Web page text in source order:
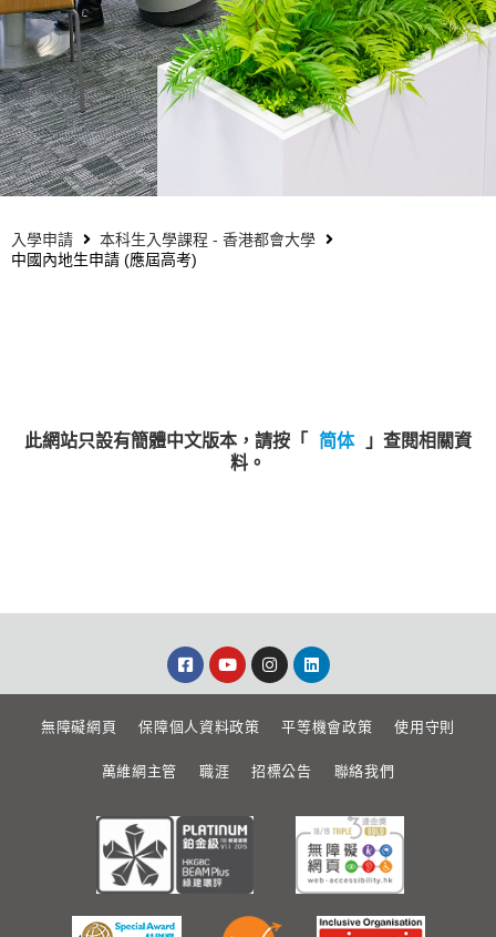
入學申請
本科生入學課程 - 香港都會大學
中國內地生申請 (應屆高考)
此網站只設有簡體中文版本，請按「 简体
」查閱相關資
料。
無障礙網頁 保障個人資料政策 平等機會政策 使用守則
萬維網主管 職涯 招標公告 聯絡我們